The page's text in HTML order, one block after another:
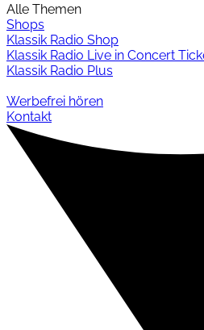
Alle Themen
Shops
Klassik Radio Shop
Klassik Radio Live in Concert
Klassik Radio Plus
Werbefrei hören
Kontakt